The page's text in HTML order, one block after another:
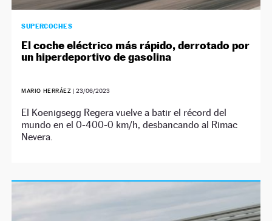
SUPERCOCHES
El coche eléctrico más rápido, derrotado por
un hiperdeportivo de gasolina
MARIO HERRÁEZ | 23/06/2023
El Koenigsegg Regera vuelve a batir el récord del
mundo en el 0-400-0 km/h, desbancando al Rimac
Nevera.